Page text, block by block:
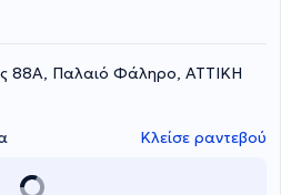
88Α, Παλαιό Φάληρο, ΑΤΤΙΚΗ
Κλείσε ραντεβού